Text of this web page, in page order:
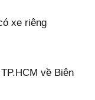
xe riêng
về Biên